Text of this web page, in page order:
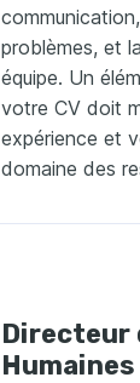
problèmes, et
équipe. Un
votre CV doit
expérience et
domaine des
Directeur
Humaines